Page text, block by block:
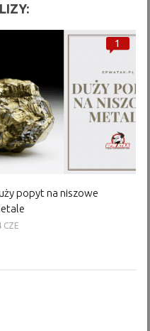
1
popyt na niszowe
CZE